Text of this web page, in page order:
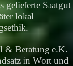
gelieferte Saatgut
lokal
& Beratung e.K.
in Wort und